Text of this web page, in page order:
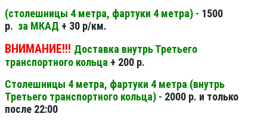
(столешницы 4 метра, фартуки 4 метра) - 1500
р. за МКАД + 30 р/км.
ВНИМАНИЕ!!! Доставка внутрь Третьего
транспортного кольца + 200 р.
Столешницы 4 метра, фартуки 4 метра (внутрь
Третьего транспортного кольца) - 2000 р. и только
после 22:00